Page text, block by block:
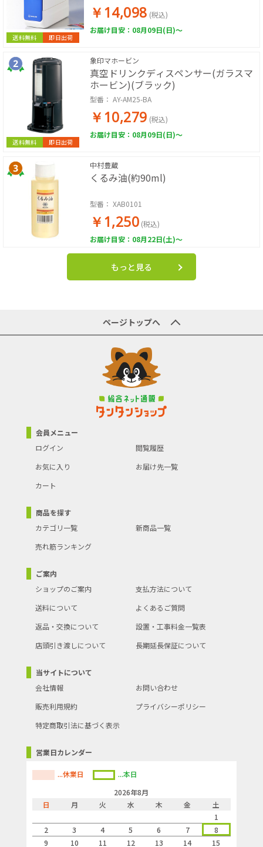
送料無料 即日出荷
￥14,098 (税込)
お届け目安：08月09日(日)～
送料無料 即日出荷
象印マホービン
真空ドリンクディスペンサー(ガラスマ
ホービン)(ブラック)
型番： AY-AM25-BA
￥10,279 (税込)
お届け目安：08月09日(日)～
中村豊蔵
くるみ油(約90ml)
型番： XAB0101
￥1,250 (税込)
お届け目安：08月22日(土)～
もっと見る
ページトップへ
会員メニュー
ログイン
閲覧履歴
お気に入り
お届け先一覧
カート
商品を探す
カテゴリ一覧
新商品一覧
売れ筋ランキング
ご案内
ショップのご案内
支払方法について
送料について
よくあるご質問
返品・交換について
設置・工事料金一覧表
店頭引き渡しについて
長期延長保証について
当サイトについて
会社情報
お問い合わせ
販売利用規約
プライバシーポリシー
特定商取引法に基づく表示
営業日カレンダー
...休業日
...本日
2026年8月
日
月 火 水 木 金
土
1
2
3 4 5 6 7
8
9
10 11 12 13 14 15